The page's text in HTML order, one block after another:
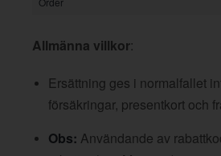
Allmänna villkor:
Ersättning ges i normalfallet
försäkringar, presentkort och
Obs: Användande av